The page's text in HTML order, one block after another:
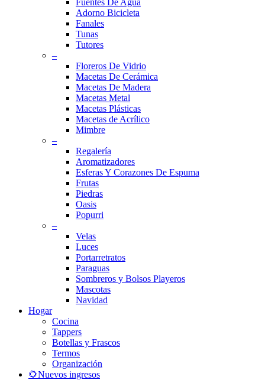
Fuentes De Agua
Adorno Bicicleta
Fanales
Tunas
Tutores
–
Floreros De Vidrio
Macetas De Cerámica
Macetas De Madera
Macetas Metal
Macetas Plásticas
Macetas de Acrílico
Mimbre
–
Regalería
Aromatizadores
Esferas Y Corazones De Espuma
Frutas
Piedras
Oasis
Popurri
–
Velas
Luces
Portarretratos
Paraguas
Sombreros y Bolsos Playeros
Mascotas
Navidad
Hogar
Cocina
Tappers
Botellas y Frascos
Termos
Organización
🌻Nuevos ingresos